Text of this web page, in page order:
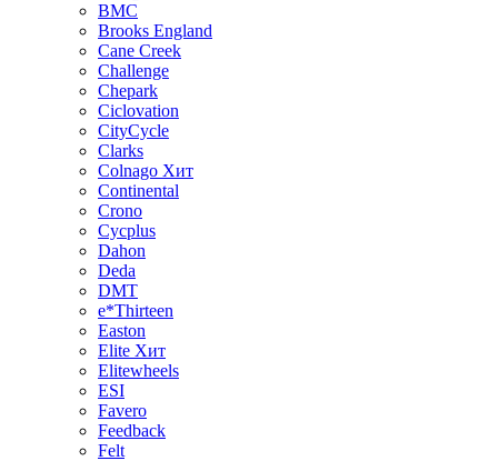
BMC
Brooks England
Cane Creek
Challenge
Chepark
Ciclovation
CityCycle
Clarks
Colnago Хит
Continental
Crono
Cycplus
Dahon
Deda
DMT
e*Thirteen
Easton
Elite Хит
Elitewheels
ESI
Favero
Feedback
Felt